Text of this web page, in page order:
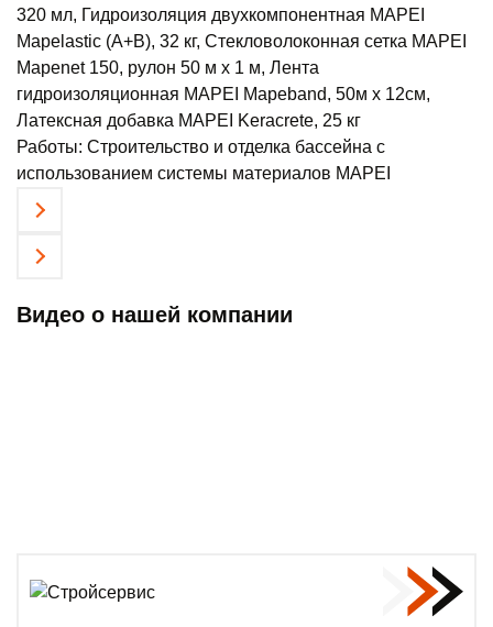
320 мл, Гидроизоляция двухкомпонентная MAPEI
Mapelastic (А+B), 32 кг, Стекловолоконная сетка MAPEI
Mapenet 150, рулон 50 м х 1 м, Лента
гидроизоляционная MAPEI Mapeband, 50м x 12см,
Латексная добавка MAPEI Keracrete, 25 кг
Работы: Строительство и отделка бассейна с
использованием системы материалов MAPEI
Видео о нашей компании